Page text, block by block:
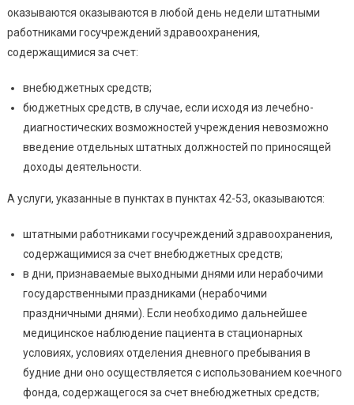
оказываются оказываются в любой день недели штатными
работниками госучреждений здравоохранения,
содержащимися за счет:
внебюджетных средств;
бюджетных средств, в случае, если исходя из лечебно-
диагностических возможностей учреждения невозможно
введение отдельных штатных должностей по приносящей
доходы деятельности.
А услуги, указанные в пунктах в пунктах 42-53, оказываются:
штатными работниками госучреждений здравоохранения,
содержащимися за счет внебюджетных средств;
в дни, признаваемые выходными днями или нерабочими
государственными праздниками (нерабочими
праздничными днями). Если необходимо дальнейшее
медицинское наблюдение пациента в стационарных
условиях, условиях отделения дневного пребывания в
будние дни оно осуществляется с использованием коечного
фонда, содержащегося за счет внебюджетных средств;